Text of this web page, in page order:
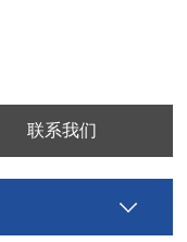
联系我们